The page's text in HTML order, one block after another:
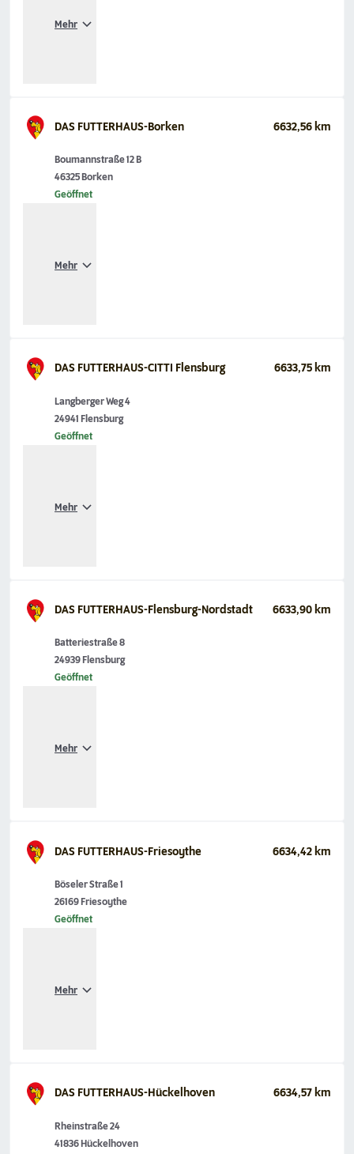
Mehr
DAS FUTTERHAUS-Borken 6632,56 km
Boumannstraße 12 B
46325 Borken
Geöffnet
Mehr
DAS FUTTERHAUS-CITTI Flensburg 6633,75 km
Langberger Weg 4
24941 Flensburg
Geöffnet
Mehr
DAS FUTTERHAUS-Flensburg-Nordstadt 6633,90 km
Batteriestraße 8
24939 Flensburg
Geöffnet
Mehr
DAS FUTTERHAUS-Friesoythe 6634,42 km
Böseler Straße 1
26169 Friesoythe
Geöffnet
Mehr
DAS FUTTERHAUS-Hückelhoven 6634,57 km
Rheinstraße 24
41836 Hückelhoven